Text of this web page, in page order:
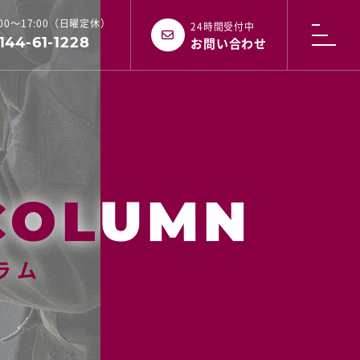
～17:00（日曜定休）
61-1228
24時間受付中
お問い合わせ
ム
ム